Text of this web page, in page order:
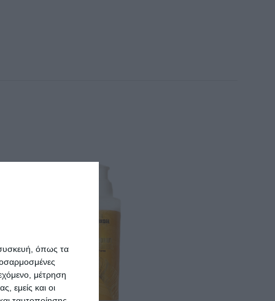
όπως τα
μέτρηση
εμείς και οι